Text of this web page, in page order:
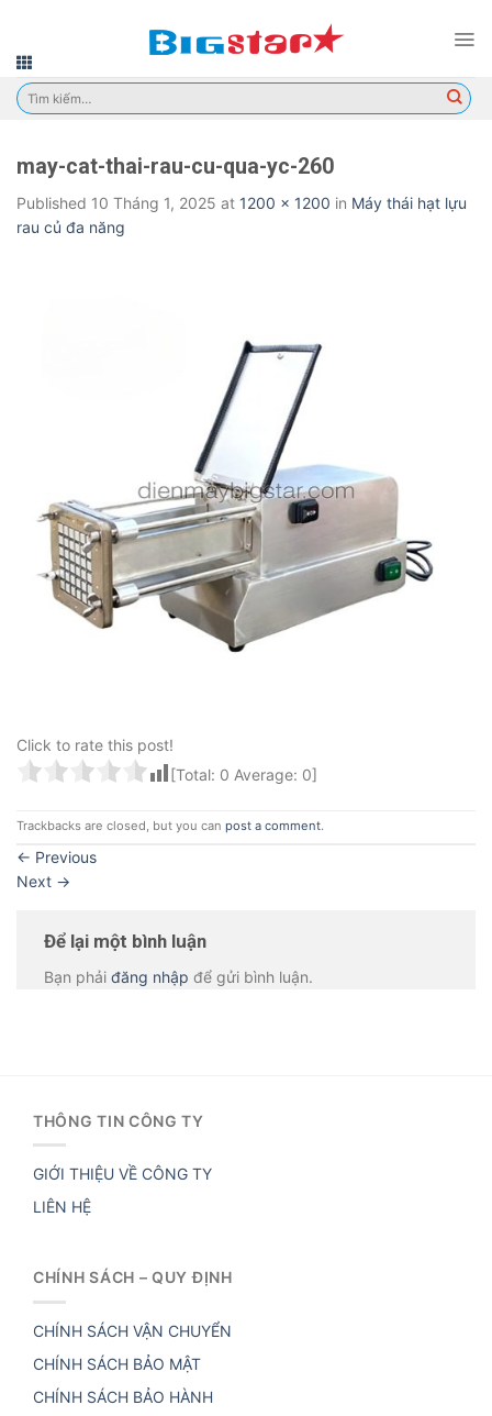
content
Tìm
kiếm:
may-cat-thai-rau-cu-qua-yc-260
Published 10 Tháng 1, 2025 at 1200 × 1200 in Máy thái hạt lựu
rau củ đa năng
Click to rate this post!
[Total: 0 Average: 0]
Trackbacks are closed, but you can post a comment.
← Previous
Next →
Để lại một bình luận
Bạn phải đăng nhập để gửi bình luận.
THÔNG TIN CÔNG TY
GIỚI THIỆU VỀ CÔNG TY
LIÊN HỆ
CHÍNH SÁCH – QUY ĐỊNH
CHÍNH SÁCH VẬN CHUYỂN
CHÍNH SÁCH BẢO MẬT
CHÍNH SÁCH BẢO HÀNH